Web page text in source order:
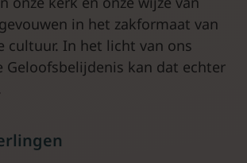
in het zakformaat van
cultuur. In het licht van ons
Geloofsbelijdenis kan dat echter